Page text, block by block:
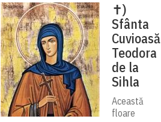
✝)
Sfânta
Cuvioasă
Teodora
de la
Sihla
Această
floare